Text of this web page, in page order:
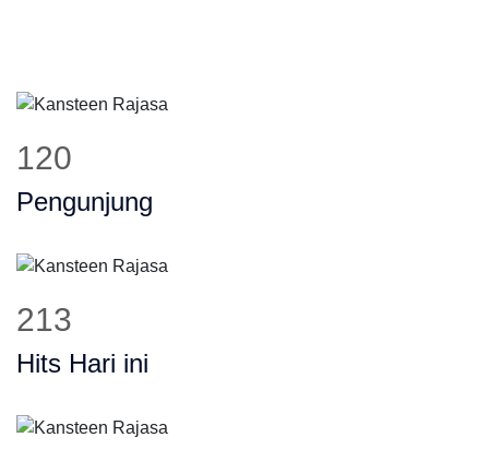
145
Pengunjung
259
Hits Hari ini